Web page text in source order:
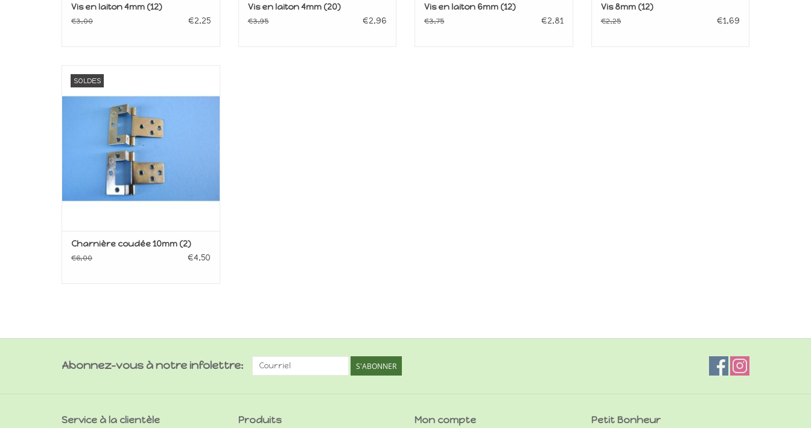
Vis en laiton 4mm (12)
€3,00 €2,25
Vis en laiton 4mm (20)
€3,95 €2,96
Vis en laiton 6mm (12)
€3,75 €2,81
Vis 8mm (12)
€2,25 €1,69
SOLDES
AJOUTER AU PANIER
Charnière coudée 10mm (2)
€6,00 €4,50
Abonnez-vous à notre infolettre: S'ABONNER
Service à la clientèle Produits Mon compte Petit Bonheur